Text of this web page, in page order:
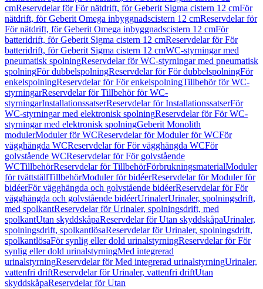
cmReservdelar för För nätdrift, för Geberit Sigma cistern 12 cmFör
nätdrift, för Geberit Omega inbyggnadscistern 12 cmReservdelar för
För nätdrift, för Geberit Omega inbyggnadscistern 12 cmFör
batteridrift, för Geberit Sigma cistern 12 cmReservdelar för För
batteridrift, för Geberit Sigma cistern 12 cmWC-styrningar med
pneumatisk spolningReservdelar för WC-styrningar med pneumatisk
spolningFör dubbelspolningReservdelar för För dubbelspolningFör
enkelspolningReservdelar för För enkelspolningTillbehör för WC-
styrningarReservdelar för Tillbehör för WC-
styrningarInstallationssatserReservdelar för InstallationssatserFör
WC-styrningar med elektronisk spolningReservdelar för För WC-
styrningar med elektronisk spolningGeberit Monolith
modulerModuler för WCReservdelar för Moduler för WCFör
vägghängda WCReservdelar för För vägghängda WCFör
golvstående WCReservdelar för För golvstående
WCTillbehörReservdelar för TillbehörFörbrukningsmaterialModuler
för tvättställTillbehörModuler för bidéerReservdelar för Moduler för
bidéerFör vägghängda och golvstående bidéerReservdelar för För
vägghängda och golvstående bidéerUrinalerUrinaler, spolningsdrift,
med spolkantReservdelar för Urinaler, spolningsdrift, med
spolkantUtan skyddskåpaReservdelar för Utan skyddskåpaUrinaler,
spolningsdrift, spolkantlösaReservdelar för Urinaler, spolningsdrift,
spolkantlösaFör synlig eller dold urinalstyrningReservdelar för För
synlig eller dold urinalstyrningMed integrerad
urinalstyrningReservdelar för Med integrerad urinalstyrningUrinaler,
vattenfri driftReservdelar för Urinaler, vattenfri driftUtan
skyddskåpaReservdelar för Utan